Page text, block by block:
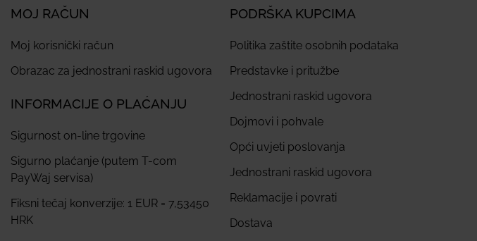
MOJ RAČUN
Moj korisnički račun
Obrazac za jednostrani raskid ugovora
INFORMACIJE O PLAĆANJU
Sigurnost on-line trgovine
Sigurno plaćanje (putem T-com
PayWaj servisa)
Fiksni tečaj konverzije: 1 EUR = 7,53450
HRK
PODRŠKA KUPCIMA
Politika zaštite osobnih podataka
Predstavke i pritužbe
Jednostrani raskid ugovora
Dojmovi i pohvale
Opći uvjeti poslovanja
Jednostrani raskid ugovora
Reklamacije i povrati
Dostava